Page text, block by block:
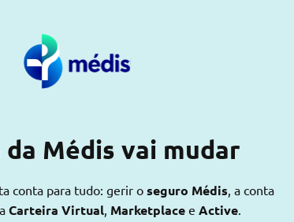
Médis vai mudar
conta para tudo: gerir o seguro Médis, a conta
Carteira Virtual, Marketplace e Active.